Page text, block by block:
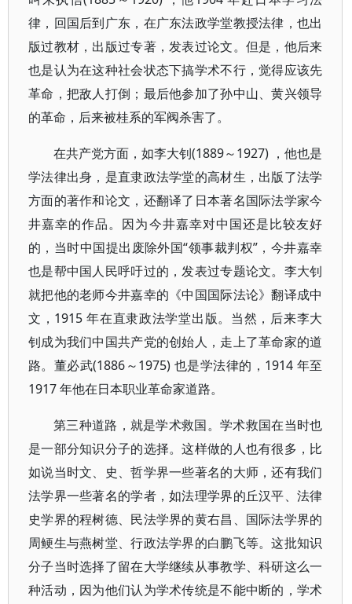
律，回国后到广东，在广东法政学堂教授法律，也出
版过教材，出版过专著，发表过论文。但是，他后来
也是认为在这种社会状态下搞学术不行，觉得应该先
革命，把敌人打倒；最后他参加了孙中山、黄兴领导
的革命，后来被桂系的军阀杀害了。
在共产党方面，如李大钊(1889～1927) ，他也是
学法律出身，是直隶政法学堂的高材生，出版了法学
方面的著作和论文，还翻译了日本著名国际法学家今
井嘉幸的作品。因为今井嘉幸对中国还是比较友好
的，当时中国提出废除外国“领事裁判权”，今井嘉幸
也是帮中国人民呼吁过的，发表过专题论文。李大钊
就把他的老师今井嘉幸的《中国国际法论》翻译成中
文，1915 年在直隶政法学堂出版。当然，后来李大
钊成为我们中国共产党的创始人，走上了革命家的道
路。董必武(1886～1975) 也是学法律的，1914 年至
1917 年他在日本职业革命家道路。
第三种道路，就是学术救国。学术救国在当时也
是一部分知识分子的选择。这样做的人也有很多，比
如说当时文、史、哲学界一些著名的大师，还有我们
法学界一些著名的学者，如法理学界的丘汉平、法律
史学界的程树德、民法学界的黄右昌、国际法学界的
周鲠生与燕树堂、行政法学界的白鹏飞等。这批知识
分子当时选择了留在大学继续从事教学、科研这么一
种活动，因为他们认为学术传统是不能中断的，学术